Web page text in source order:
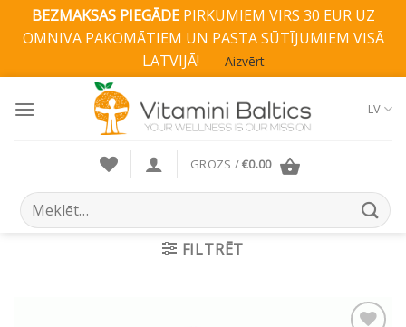
BEZMAKSAS PIEGĀDEPIRKUMIEM VIRS 30 EUR UZ
OMNIVA PAKOMĀTIEM UN PASTA SŪTĪJUMIEM VISĀ
LATVIJĀ!
Aizvērt
LV
GROZS /€0.00
Search
for:
FILTRĒT